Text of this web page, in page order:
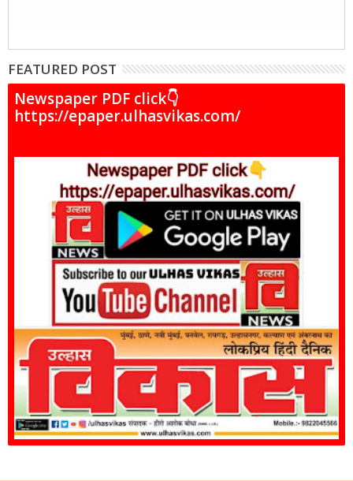
FEATURED POST
Newspaper PDF click👇
https://epaper.ulhasvikas.com/